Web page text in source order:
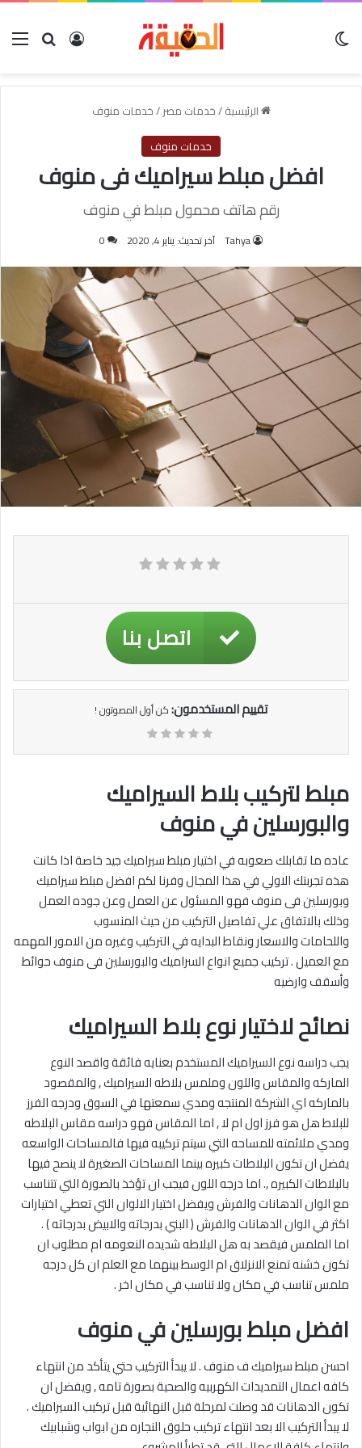
بحث عنتسجيل
الرئيسية/خدمات مصر/خدمات منوف
خدمات منوف
افضل مبلط سيراميك فى منوف
رقم هاتف محمول مبلط في منوف
Tahya آخر تحديث: يناير 4, 2020 0
اتصل بنا
تقييم المستخدمون:كن أول المصوتون !
مبلط لتركيب بلاط السيراميك
والبورسلين في منوف
عاده ما تقابلك صعوبه في اختيار مبلط سيراميك جيد خاصة اذا كانت
هذه تجربتك الاولي في هذا المجال وفرنا لكم افضل مبلط سيراميك
وبورسلين فى منوف فهو المسئول عن العمل وعن جوده العمل
وذلك بالاتفاق علي تفاصيل التركيب من حيث المنسوب
واللحامات والاسعار ونقاط البدايه في التركيب وغيره من الامور المهمه
مع العميل . تركيب جميع انواع السراميك والبورسلين فى منوف حوائط
وأسقف وارضيه‎
نصائح لاختيار نوع بلاط السيراميك
يجب دراسه نوع السيراميك المستخدم بعنايه فائقة واقصد النوع
الماركه والمقاس واللون وملمس بلاطه السيراميك , والمقصود
بالماركه اي الشركة المنتجه ومدي سمعتها في السوق ودرجه الفرز
للبلاط هل هو فرز اول ام لا , اما المقاس فهو دراسه مقاس البلاطه
ومدي ملائمته للمساحه التي سيتم تركيبه فيها فالمساحات الواسعه
يفضل ان تكون البلاطات كبيره بينما المساحات الصغيرة لا ينصح فيها
بالبلاطات الكبيره ,. اما درجه اللون فيجب ان تؤخذ بالصورة التي تتناسب
مع الوان الدهانات والفرش ويفضل اختيار الالوان التي تعطي اختيارات
اكثر في الوان الدهانات والفرش ( البني بدرجاته والابيض بدرجاته ) .
اما الملمس فيقصد به هل البلاطه شديده النعومه ام مطلوب ان
تكون خشنه تمنع الانزلاق ام الوسط بينهما مع العلم ان كل درجه
ملمس تناسب في مكان ولا تناسب في مكان اخر .
افضل مبلط بورسلين في منوف
احسن مبلط سيراميك ف منوف . لا يبدأ التركيب حتي يتأكد من انتهاء
كافه اعمال التمديدات الكهربيه والصحية بصورة تامه , ويفضل ان
تكون الدهانات قد وصلت لمرحلة قبل النهائية قبل تركيب السيراميك .
لا يبدأ التركيب الا بعد انتهاء تركيب حلوق النجاره من ابواب وشبابيك